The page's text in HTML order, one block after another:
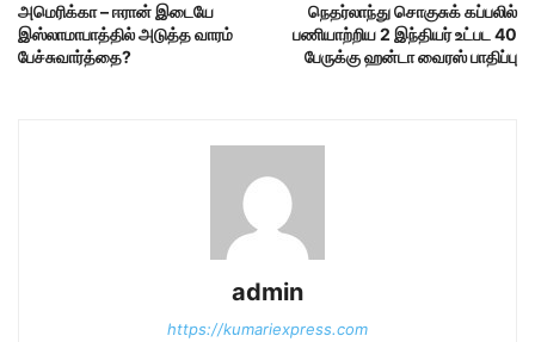
அமெரிக்கா – ஈரான் இடையே
இஸ்லாமாபாத்தில் அடுத்த வாரம்
பேச்சுவார்த்தை?
நெதர்லாந்து சொகுசுக் கப்பலில்
பணியாற்றிய 2 இந்தியர் உட்பட 40
பேருக்கு ஹன்டா வைரஸ் பாதிப்பு
admin
https://kumariexpress.com